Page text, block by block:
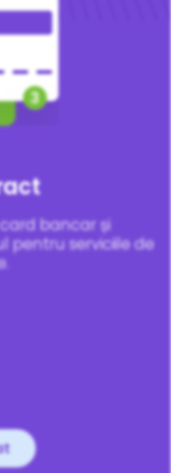
bancar și
pentru serviciile de